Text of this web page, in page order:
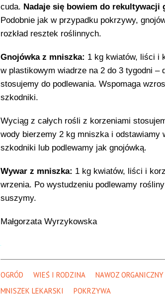
cuda. Nadaje się bowiem do rekultywacji
Podobnie jak w przypadku pokrzywy,
rozkład resztek roślinnych.
Gnojówka z mniszka: 1 kg kwiatów, liści i
w plastikowym wiadrze na 2 do 3 tygodni –
stosujemy do podlewania. Wspomaga
szkodniki.
Wyciąg z całych rośli z korzeniami
wody bierzemy 2 kg mniszka i odstawiamy
szkodniki lub podlewamy jak gnojówką.
Wywar z mniszka: 1 kg kwiatów, liści i
wrzenia. Po wystudzeniu podlewamy
suszymy.
Małgorzata Wyrzykowska
OGRÓD WIEŚ I RODZINA NAWOZ ORGANICZNY
MNISZEK LEKARSKI
POKRZYWA